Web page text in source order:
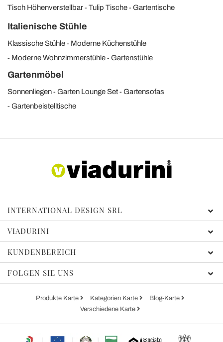
Tisch Höhenverstellbar
Tulip Tische Gartentische
Italienische Stühle
Klassische Stühle
Moderne Küchenstühle
Moderne Wohnzimmerstühle
Gartenstühle
Gartenmöbel
Sonnenliegen Garten Lounge Set
Gartensofas
Gartenbeistelltische
INTERNATIONAL DESIGN SRL
VIADURINI
KUNDENBEREICH
FOLGEN SIE UNS
Produkte Karte Kategorien Karte
Blog-Karte
Verschiedene Karte